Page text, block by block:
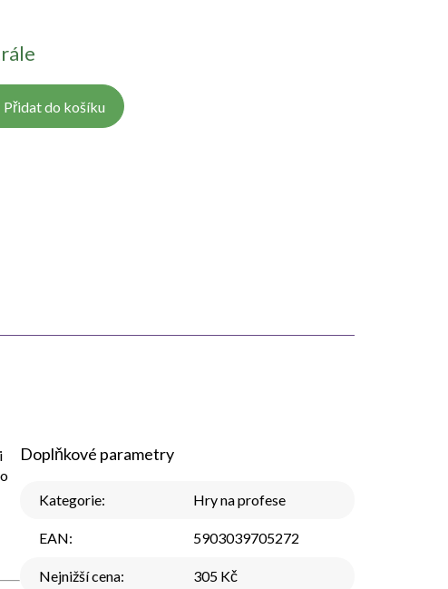
Přidat do košíku
Doplňkové parametry
Kategorie: Hry na profese
EAN: 5903039705272
Nejnižší cena: 305 Kč